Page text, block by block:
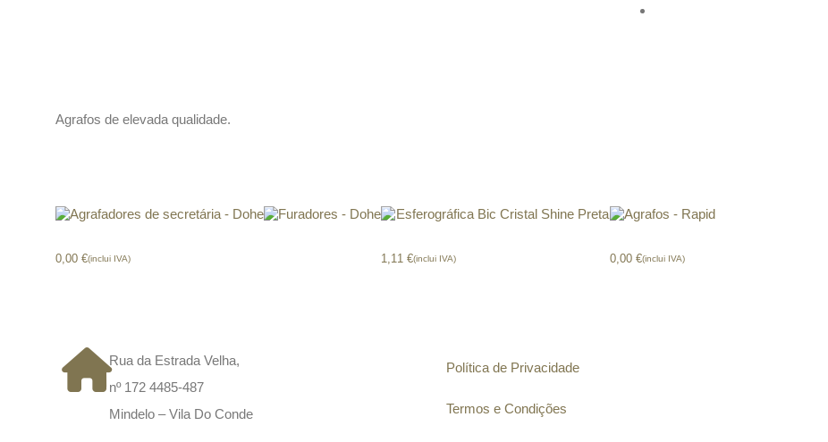
Agrafos de elevada qualidade.
0,00 €(inclui IVA) 1,11 €(inclui IVA) 0,00 €(inclui IVA)
Rua da Estrada Velha,
nº 172 4485-487
Mindelo – Vila Do Conde
Política de Privacidade
Termos e Condições